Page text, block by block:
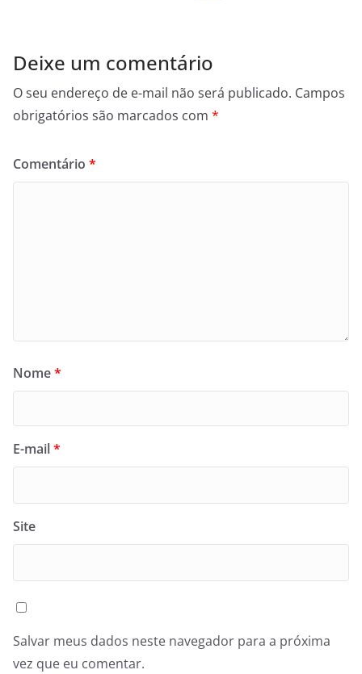
Deixe um comentário
O seu endereço de e-mail não será publicado. Campos
obrigatórios são marcados com *
Comentário *
Nome*
E-mail*
Site
Salvar meus dados neste navegador para a próxima
vez que eu comentar.